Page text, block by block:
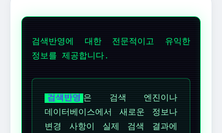
검색반영에 대한 전문적이고 유익한
정보를 제공합니다.
검색반영 은 검색 엔진이나
데이터베이스에서 새로운 정보나
변경 사항이 실제 검색 결과에